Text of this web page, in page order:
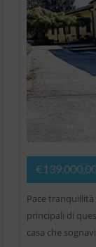
Pace
principali di
casa che